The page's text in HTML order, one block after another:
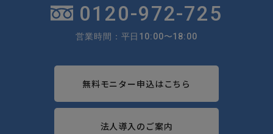
0120-972-725
営業時間：平日10:00〜18:00
無料モニター申込はこちら
法人導入のご案内